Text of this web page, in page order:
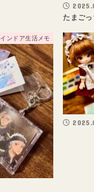
たまご
インドア生活メモ